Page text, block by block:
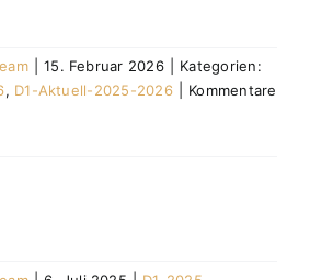
15. Februar 2026
Kategorien:
, D1-Aktuell-2025-2026
Kommentare